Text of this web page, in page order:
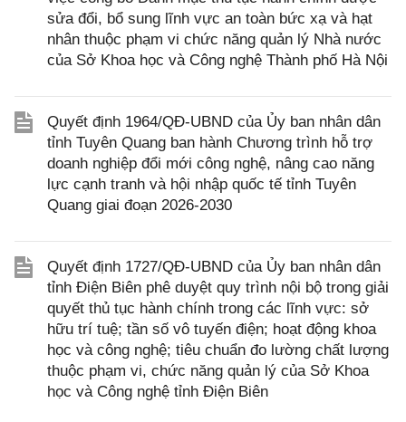
sửa đổi, bổ sung lĩnh vực an toàn bức xạ và hạt
nhân thuộc phạm vi chức năng quản lý Nhà nước
của Sở Khoa học và Công nghệ Thành phố Hà Nội
Quyết định 1964/QĐ-UBND của Ủy ban nhân dân
tỉnh Tuyên Quang ban hành Chương trình hỗ trợ
doanh nghiệp đổi mới công nghệ, nâng cao năng
lực cạnh tranh và hội nhập quốc tế tỉnh Tuyên
Quang giai đoạn 2026-2030
Quyết định 1727/QĐ-UBND của Ủy ban nhân dân
tỉnh Điện Biên phê duyệt quy trình nội bộ trong giải
quyết thủ tục hành chính trong các lĩnh vực: sở
hữu trí tuệ; tần số vô tuyến điện; hoạt động khoa
học và công nghệ; tiêu chuẩn đo lường chất lượng
thuộc phạm vi, chức năng quản lý của Sở Khoa
học và Công nghệ tỉnh Điện Biên